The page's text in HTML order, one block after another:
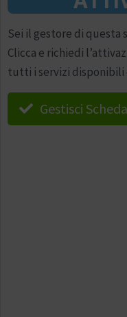
Sei il gestore di
Clicca e richiedi
tutti i servizi
Gestisci Scheda